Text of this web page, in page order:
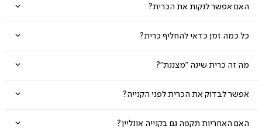
האם אפשר לנקות את הכרית?
כל כמה זמן כדאי להחליף כרית?
מה זה כרית שינה "מצננת"?
אפשר לבדוק את הכרית לפני הקנייה?
האם האחריות תקפה גם בקנייה אונליין?